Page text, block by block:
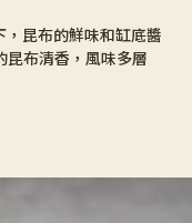
昆布的鮮味和缸底醬
昆布清香，風味多層